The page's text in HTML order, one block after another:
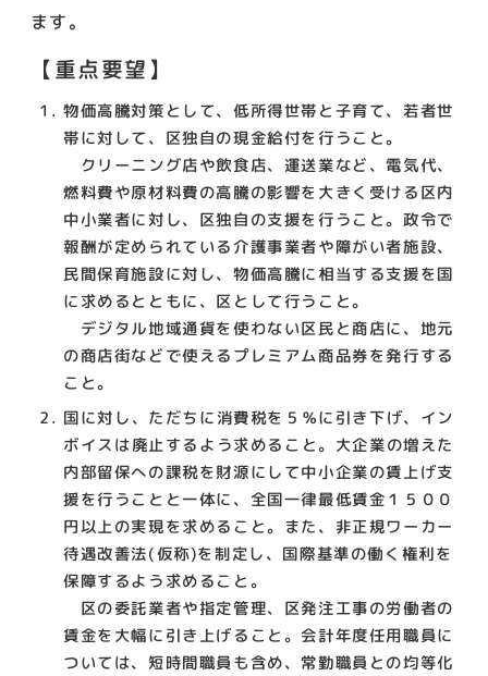
ます。
【重点要望】
物価高騰対策として、低所得世帯と子育て、若者世
帯に対して、区独自の現金給付を行うこと。
クリーニング店や飲食店、運送業など、電気代、
燃料費や原材料費の高騰の影響を大きく受ける区内
中小業者に対し、区独自の支援を行うこと。政令で
報酬が定められている介護事業者や障がい者施設、
民間保育施設に対し、物価高騰に相当する支援を国
に求めるとともに、区として行うこと。
デジタル地域通貨を使わない区民と商店に、地元
の商店街などで使えるプレミアム商品券を発行する
こと。
国に対し、ただちに消費税を５％に引き下げ、イン
ボイスは廃止するよう求めること。大企業の増えた
内部留保への課税を財源にして中小企業の賃上げ支
援を行うことと一体に、全国一律最低賃金１５００
円以上の実現を求めること。また、非正規ワーカー
待遇改善法(仮称)を制定し、国際基準の働く権利を
保障するよう求めること。
区の委託業者や指定管理、区発注工事の労働者の
賃金を大幅に引き上げること。会計年度任用職員に
ついては、短時間職員も含め、常勤職員との均等化